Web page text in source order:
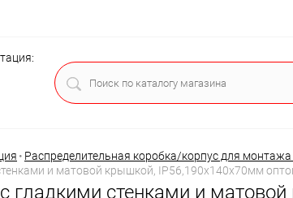
• Распределительная коробка/корпус для монтажа
и матовой крышкой, IP56,190х140х70мм
с гладкими стенками и